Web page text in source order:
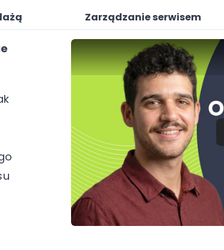
Zarządzanie serwisem